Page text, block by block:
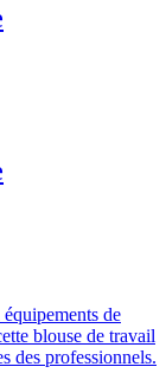
de
blouse de travail
des professionnels.